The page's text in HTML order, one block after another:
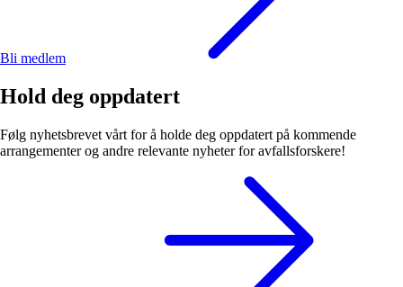
Bli medlem
Hold deg oppdatert
Følg nyhetsbrevet vårt for å holde deg oppdatert på kommende
arrangementer og andre relevante nyheter for avfallsforskere!